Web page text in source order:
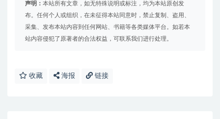
声明： 本站所有文章，如无特殊说明或标注，均为本站原创发
布。任何个人或组织，在未征得本站同意时，禁止复制、盗用、
采集、发布本站内容到任何网站、书籍等各类媒体平台。如若本
站内容侵犯了原著者的合法权益，可联系我们进行处理。
收藏 海报 链接